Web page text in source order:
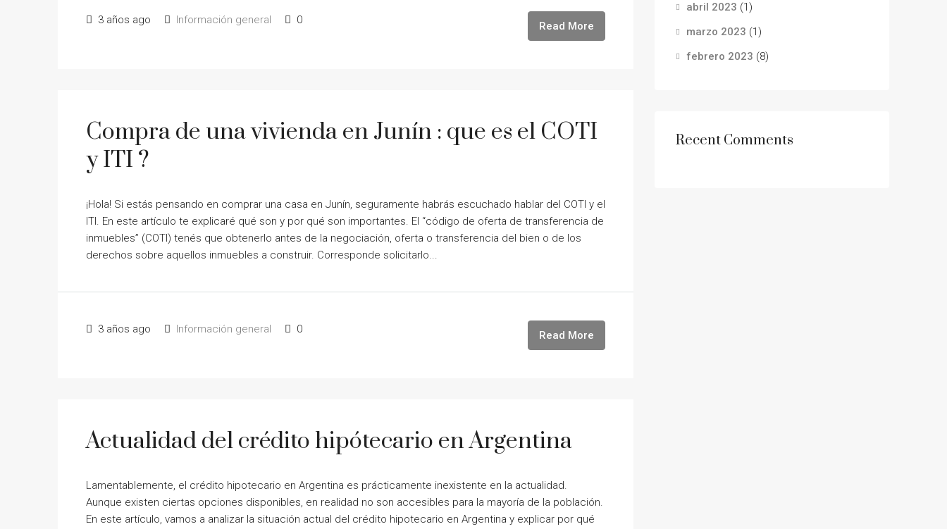
3 años ago Información general 0 Read More
Compra de una vivienda en Junín : que es el COTI
y ITI ?
¡Hola! Si estás pensando en comprar una casa en Junín, seguramente habrás escuchado hablar del COTI y el
ITI. En este artículo te explicaré qué son y por qué son importantes. El “código de oferta de transferencia de
inmuebles” (COTI) tenés que obtenerlo antes de la negociación, oferta o transferencia del bien o de los
derechos sobre aquellos inmuebles a construir. Corresponde solicitarlo...
3 años ago Información general 0 Read More
Actualidad del crédito hipótecario en Argentina
Lamentablemente, el crédito hipotecario en Argentina es prácticamente inexistente en la actualidad.
Aunque existen ciertas opciones disponibles, en realidad no son accesibles para la mayoría de la población.
En este artículo, vamos a analizar la situación actual del crédito hipotecario en Argentina y explicar por qué
abril 2023 (1)
marzo 2023 (1)
febrero 2023 (8)
Recent Comments